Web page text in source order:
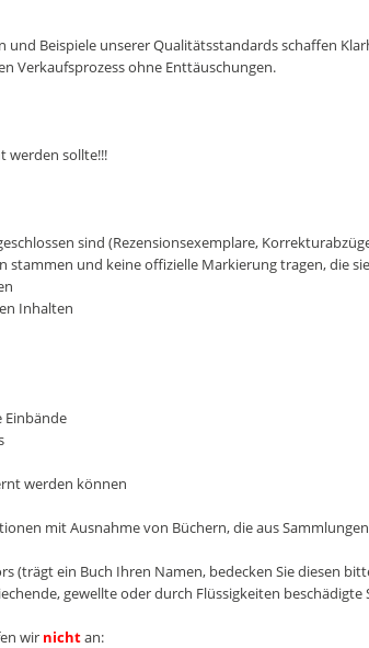
Beispiele unserer Qualitätsstandards schaffen
Verkaufsprozess ohne Enttäuschungen.
werden sollte!!!
sind (Rezensionsexemplare,
und keine offizielle Markierung tragen, die
Inhalten
Einbände
werden können
mit Ausnahme von Büchern, die aus
ein Buch Ihren Namen, bedecken Sie diesen
gewellte oder durch Flüssigkeiten beschädigte
wir nichtan: